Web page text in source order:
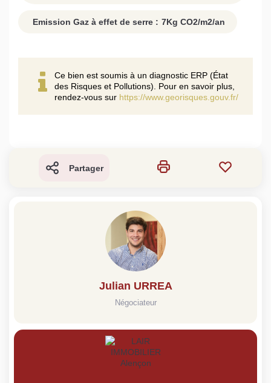
Emission Gaz à effet de serre : 7Kg CO2/m2/an
Ce bien est soumis à un diagnostic ERP (État
des Risques et Pollutions). Pour en savoir plus,
rendez-vous sur https://www.georisques.gouv.fr/
Partager
Julian URREA
Négociateur